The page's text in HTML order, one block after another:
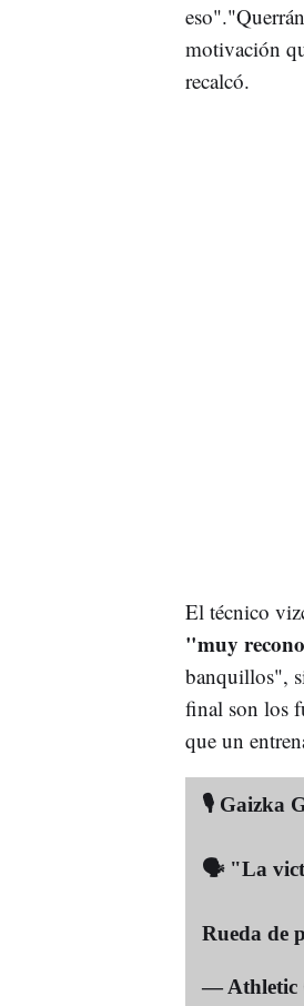
motivación
recalcó.
El técnico
"muy
banquillos",
final son los
que un
🎙️ Gaizka
🗣️ "La
Rueda de
— Athletic